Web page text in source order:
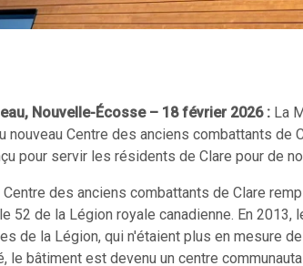
Nouvelle-Écosse – 18 février 2026 : La
nouveau Centre des anciens combattants de
pour servir les résidents de Clare pour de
Centre des anciens combattants de Clare
52 de la Légion royale canadienne. En
de la Légion, qui n'étaient plus en mesure
le bâtiment est devenu un centre